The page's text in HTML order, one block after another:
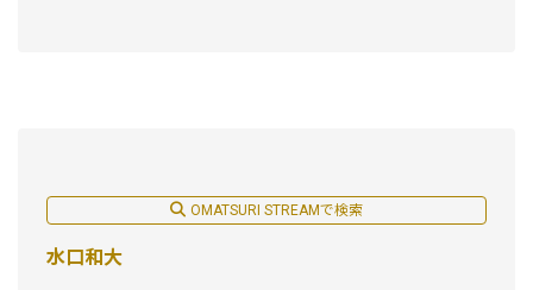
OMATSURI STREAMで検索
水口和大